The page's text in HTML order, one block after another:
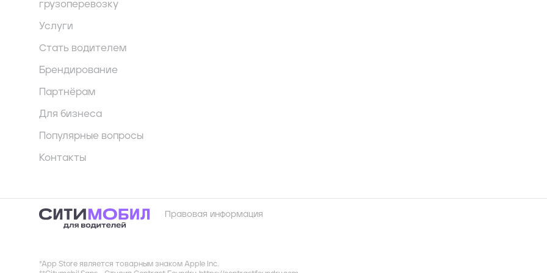
грузоперевозку
Услуги
Стать водителем
Брендирование
Партнёрам
Для бизнеса
Популярные вопросы
Контакты
Правовая информация
*App Store является товарным знаком Apple Inc.